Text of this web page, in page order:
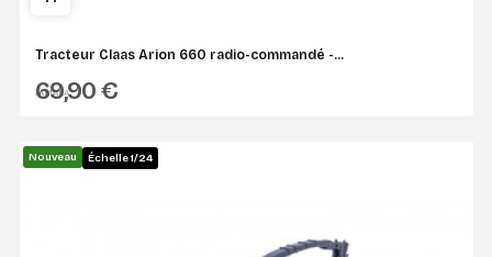
Tracteur Claas Arion 660 radio-commandé -...
JAMARA
69,90 €
Nouveau Échelle 1/24